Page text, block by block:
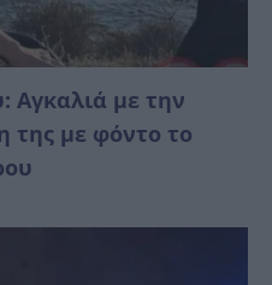
Αγκαλιά με την
με φόντο το